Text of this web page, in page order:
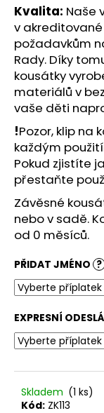
Kvalita: Naše
v
požadavkům
Rady. Díky
kousátky
materiálů v
vaše děti
!Pozor, klip na
každým
Pokud zjistíte
přestaňte
Závěsné
nebo v sadě.
od 0 měsíců.
PŘIDAT JMÉNO ?
EXPRESNÍ
Skladem (1 ks)
Kód: ZK113